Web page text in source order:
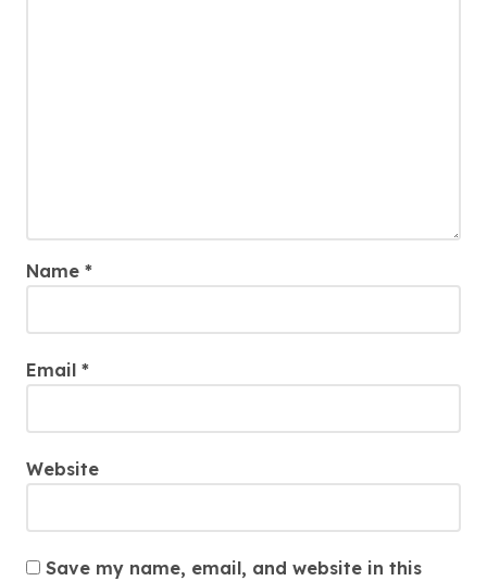
Name *
Email *
Website
Save my name, email, and website in this